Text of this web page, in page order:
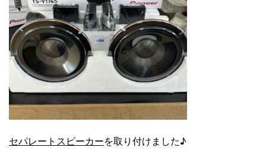
セパレートスピーカーを取り付けました♪